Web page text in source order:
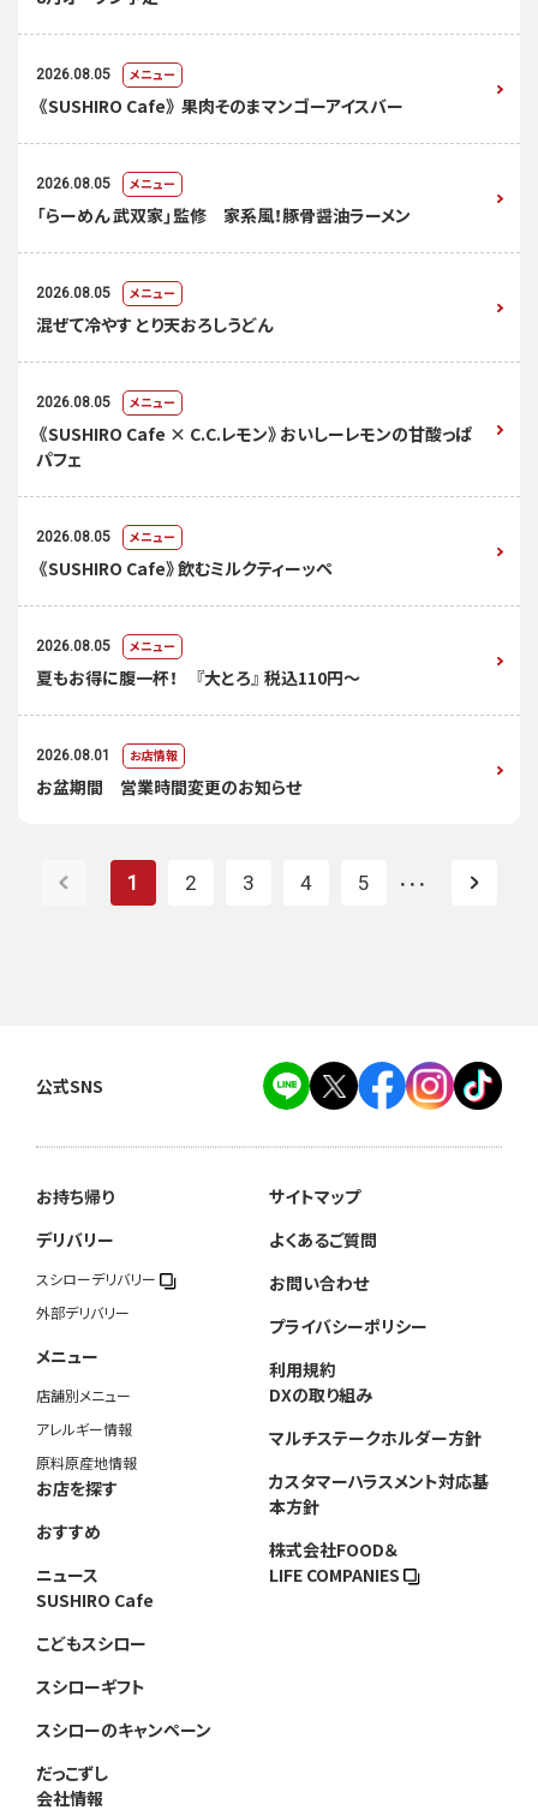
2026.08.05 メニュー
《SUSHIRO Cafe》 果肉そのまマンゴーアイスバー
2026.08.05 メニュー
「らーめん 武双家」監修 家系風！豚骨醤油ラーメン
2026.08.05 メニュー
混ぜて冷やす とり天おろしうどん
2026.08.05 メニュー
《SUSHIRO Cafe × C.C.レモン》おいしーレモンの甘酸っぱ
パフェ
2026.08.05 メニュー
《SUSHIRO Cafe》飲むミルクティーッペ
2026.08.05 メニュー
夏もお得に腹一杯！ 『大とろ』 税込110円～
2026.08.01 お店情報
お盆期間 営業時間変更のお知らせ
1 2 3 4 5 ・・・
公式SNS
お持ち帰り
デリバリー
スシローデリバリー
外部デリバリー
メニュー
店舗別メニュー
アレルギー情報
原料原産地情報
お店を探す
おすすめ
ニュース
SUSHIRO Cafe
こどもスシロー
スシローギフト
スシローのキャンペーン
だっこずし
会社情報
サイトマップ
よくあるご質問
お問い合わせ
プライバシーポリシー
利用規約
DXの取り組み
マルチステークホルダー方針
カスタマーハラスメント対応基
本方針
株式会社FOOD＆
LIFE COMPANIES